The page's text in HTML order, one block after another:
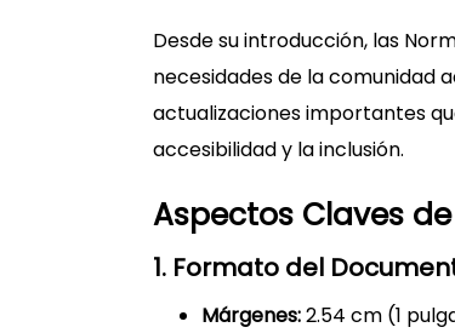
Desde su introducción, las
necesidades de la comunidad
actualizaciones importantes
accesibilidad y la inclusión.
Aspectos Claves
1. Formato del
Márgenes:2.54 cm (1